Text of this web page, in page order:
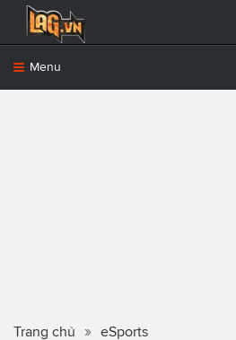
Menu
Trang chủ eSports